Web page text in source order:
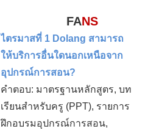
FANS
ไตรมาสที่ 1 Dolang สามารถ
ให้บริการอื่นใดนอกเหนือจาก
อุปกรณ์การสอน?
คำตอบ: มาตรฐานหลักสูตร, บท
เรียนสำหรับครู (PPT), รายการ
ฝึกอบรมอุปกรณ์การสอน,